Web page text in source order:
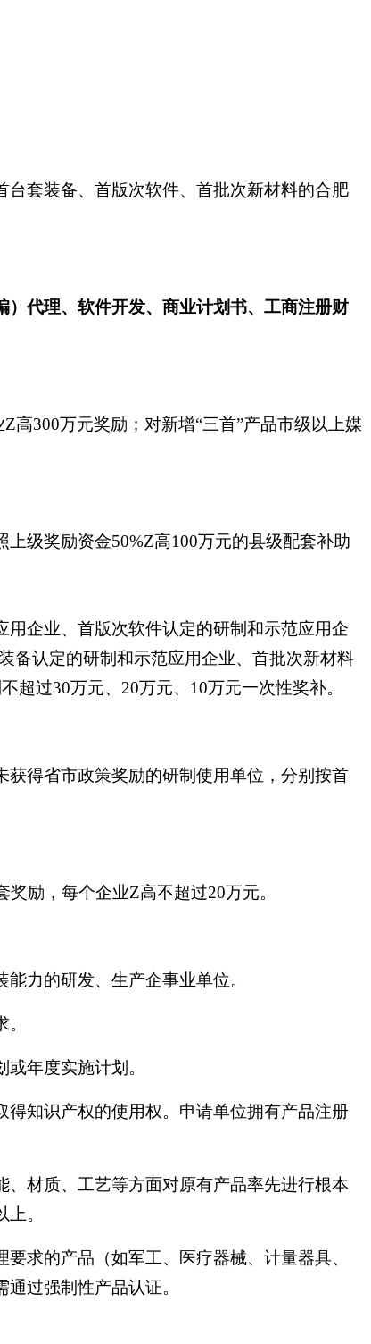
套装备、首版次软件、首批次新材料的合肥
）代理、软件开发、商业计划书、工商注册财
高300万元奖励；对新增“三首”产品市级以上媒
级奖励资金50%Z高100万元的县级配套补助
企业、首版次软件认定的研制和示范应用企
备认定的研制和示范应用企业、首批次新材料
过30万元、20万元、10万元一次性奖补。
得省市政策奖励的研制使用单位，分别按首
励，每个企业Z高不超过20万元。
力的研发、生产企事业单位。
年度实施计划。
得知识产权的使用权。申请单位拥有产品注册
、材质、工艺等方面对原有产品率先进行根本
。
求的产品（如军工、医疗器械、计量器具、
过强制性产品认证。